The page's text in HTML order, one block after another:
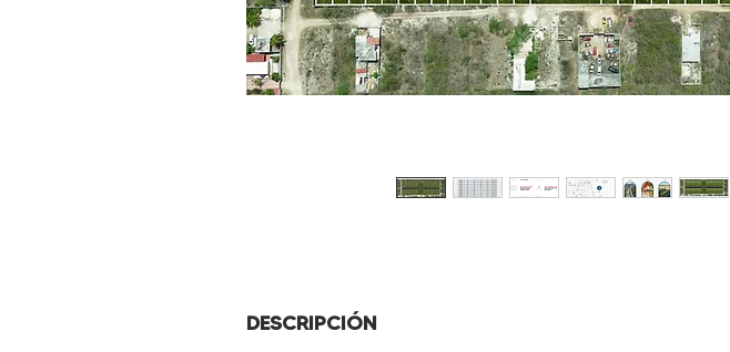
DESCRIPCIÓN